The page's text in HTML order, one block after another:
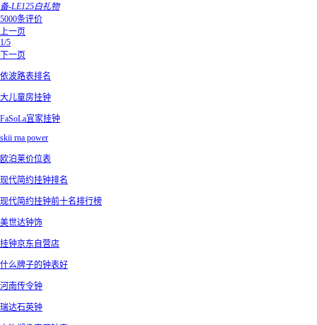
备-LE125白礼物
5000条评价
上一页
1/5
下一页
依波路表排名
大儿童房挂钟
FaSoLa宜家挂钟
skii rna power
欧泊莱价位表
现代简约挂钟排名
现代简约挂钟前十名排行榜
美世达钟饰
挂钟京东自营店
什么牌子的钟表好
河南传令钟
瑞达石英钟